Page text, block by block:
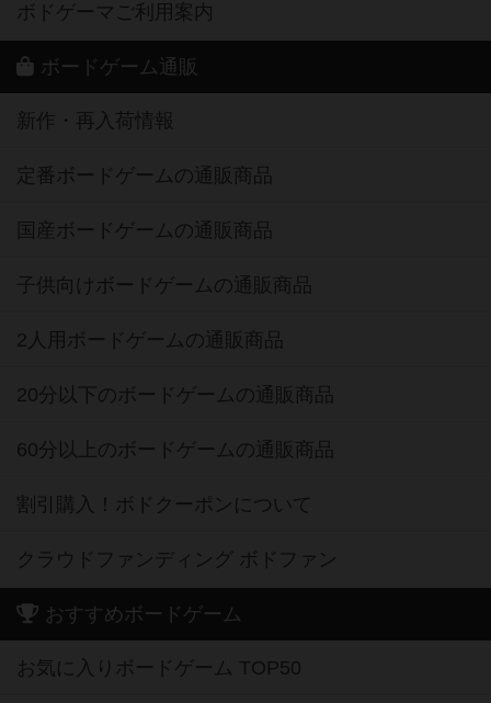
ボドゲーマご利用案内
ボードゲーム通販
新作・再入荷情報
定番ボードゲームの通販商品
国産ボードゲームの通販商品
子供向けボードゲームの通販商品
2人用ボードゲームの通販商品
20分以下のボードゲームの通販商品
60分以上のボードゲームの通販商品
割引購入！ボドクーポンについて
クラウドファンディング ボドファン
おすすめボードゲーム
お気に入りボードゲーム TOP50